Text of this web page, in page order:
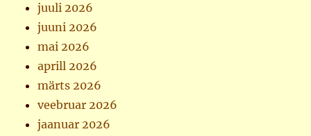
juuli 2026
juuni 2026
mai 2026
aprill 2026
märts 2026
veebruar 2026
jaanuar 2026